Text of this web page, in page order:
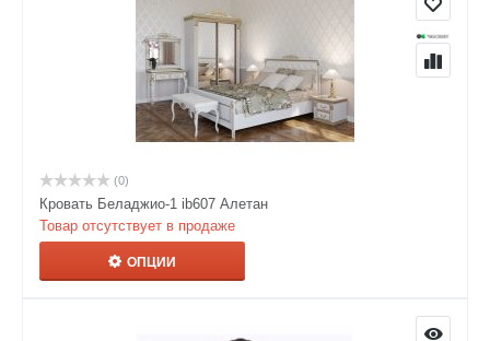
(0)
Кровать Беладжио-1 ib607 Алетан
Товар отсутствует в продаже
ОПЦИИ